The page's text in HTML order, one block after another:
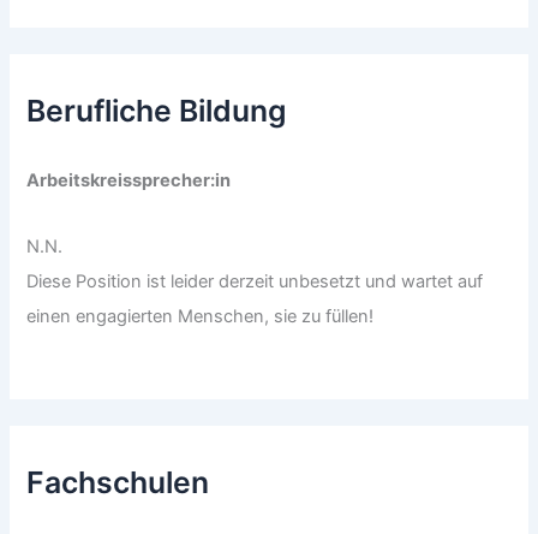
Berufliche Bildung
Arbeitskreissprecher:in
N.N.
Diese Position ist leider derzeit unbesetzt und wartet auf
einen engagierten Menschen, sie zu füllen!
Fachschulen